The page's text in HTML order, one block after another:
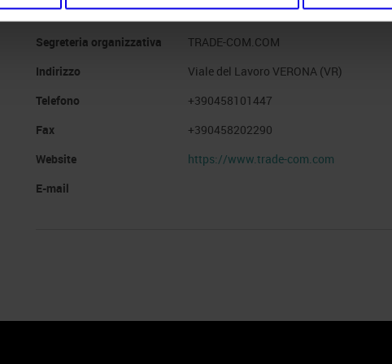
Segreteria organizzativa
TRADE-COM.COM
Indirizzo
Viale del Lavoro VERONA (VR)
Telefono
+390458101447
Fax
+390458202290
Website
https://www.trade-com.com
E-mail